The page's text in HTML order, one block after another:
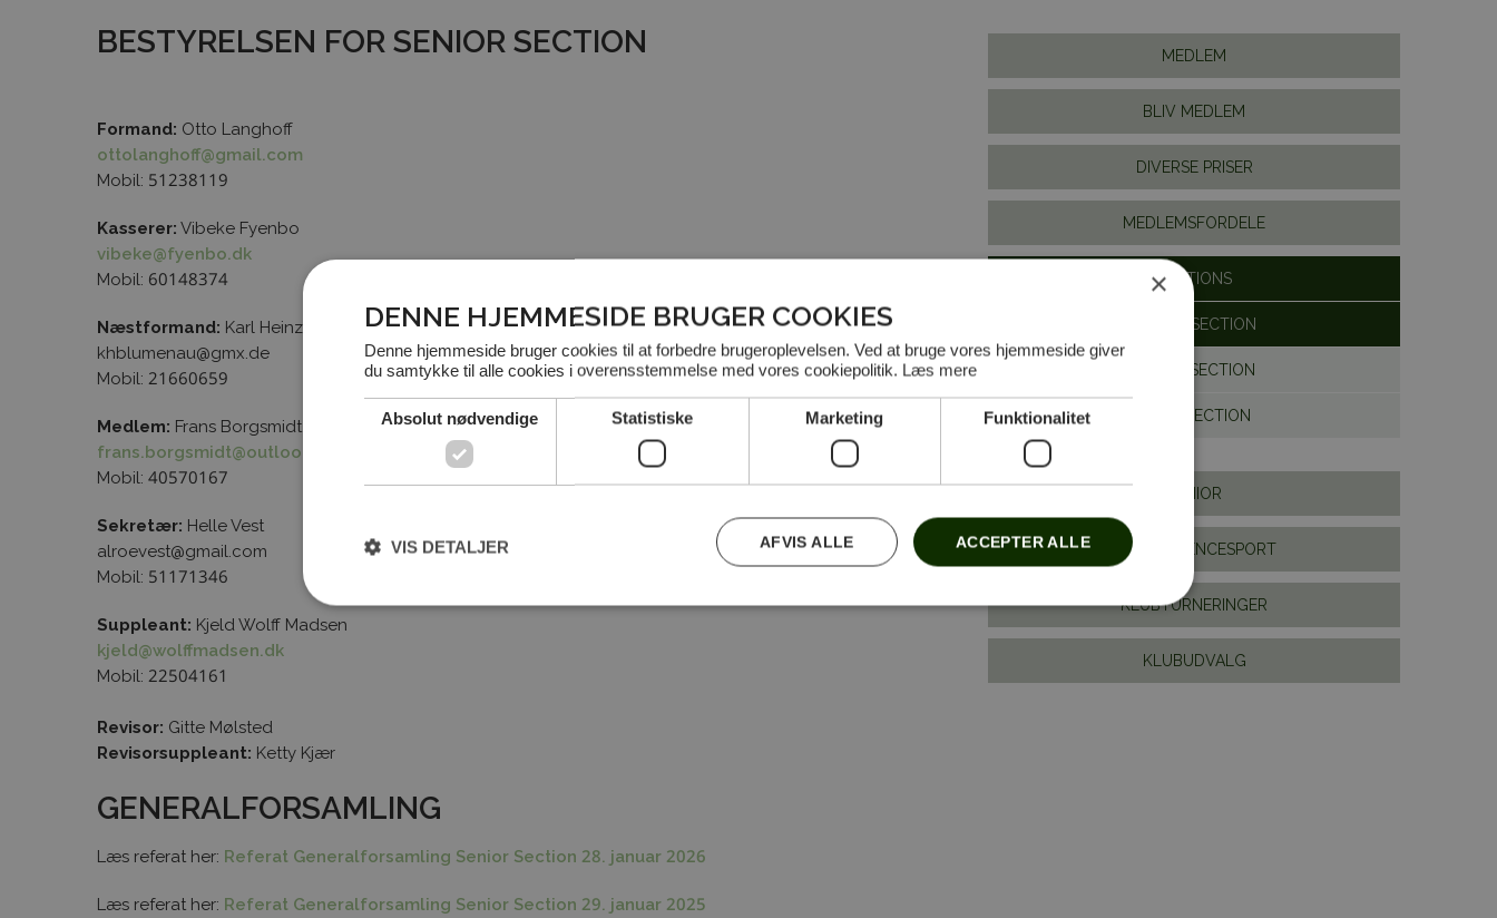
BESTYRELSEN FOR SENIOR SECTION
Formand: Otto Langhoff
ottolanghoff@gmail.com
Mobil: 51238119
Kasserer: Vibeke Fyenbo
vibeke@fyenbo.dk
Mobil: 60148374
Næstformand: Karl Heinz Blumenau
khblumenau@gmx.de
Mobil: 21660659
Medlem: Frans Borgsmidt
frans.borgsmidt@outlook.dk
Mobil: 40570167
Sekretær: Helle Vest
alroevest@gmail.com
Mobil: 51171346
Suppleant: Kjeld Wolff Madsen
kjeld@wolffmadsen.dk
Mobil: 22504161
Revisor: Gitte Mølsted
Revisorsuppleant: Ketty Kjær
GENERALFORSAMLING
Læs referat her: Referat Generalforsamling Senior Section 28. januar 2026
Læs referat her: Referat Generalforsamling Senior Section 29. januar 2025
MEDLEM
BLIV MEDLEM
DIVERSE PRISER
MEDLEMSFORDELE
SECTIONS
SENIOR SECTION
LADIES SECTION
MENS SECTION
JUNIOR
KONKURRENCESPORT
KLUBTURNERINGER
KLUBUDVALG
×
DENNE HJEMMESIDE BRUGER COOKIES
Denne hjemmeside bruger cookies til at forbedre brugeroplevelsen. Ved at bruge vores hjemmeside giver
du samtykke til alle cookies i overensstemmelse med vores cookiepolitik. Læs mere
Absolut nødvendige Statistiske Marketing Funktionalitet
ACCEPTER ALLE
AFVIS ALLE
VIS DETALJER